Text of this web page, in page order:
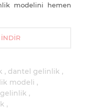
modelini hemen
dantel gelinlik
modeli
gelinlik